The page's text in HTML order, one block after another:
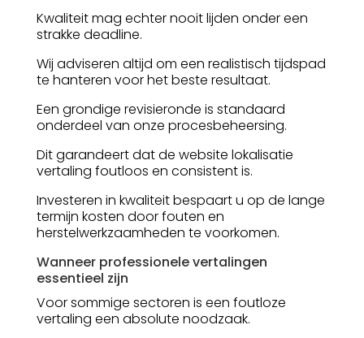
Kwaliteit mag echter nooit lijden onder een
strakke deadline.
Wij adviseren altijd om een realistisch tijdspad
te hanteren voor het beste resultaat.
Een grondige revisieronde is standaard
onderdeel van onze procesbeheersing.
Dit garandeert dat de website lokalisatie
vertaling foutloos en consistent is.
Investeren in kwaliteit bespaart u op de lange
termijn kosten door fouten en
herstelwerkzaamheden te voorkomen.
Wanneer professionele vertalingen
essentieel zijn
Voor sommige sectoren is een foutloze
vertaling een absolute noodzaak.